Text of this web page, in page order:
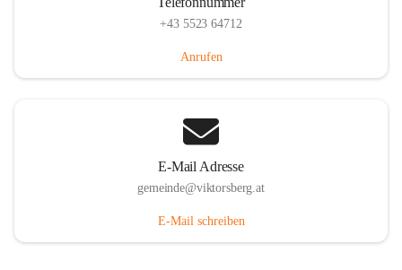
+43 5523 64712
Anrufen
E-Mail Adresse
gemeinde@viktorsberg.at
E-Mail schreiben